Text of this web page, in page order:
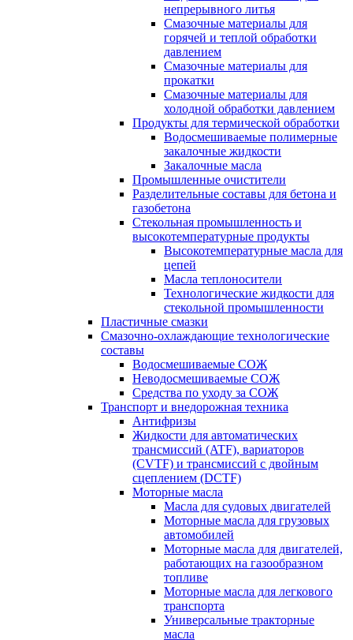
непрерывного литья
Смазочные материалы для
горячей и теплой обработки
давлением
Смазочные материалы для
прокатки
Смазочные материалы для
холодной обработки давлением
Продукты для термической обработки
Водосмешиваемые полимерные
закалочные жидкости
Закалочные масла
Промышленные очистители
Разделительные составы для бетона и
газобетона
Стекольная промышленность и
высокотемпературные продукты
Высокотемпературные масла для
цепей
Масла теплоносители
Технологические жидкости для
стекольной промышленности
Пластичные смазки
Смазочно-охлаждающие технологические
составы
Водосмешиваемые СОЖ
Неводосмешиваемые СОЖ
Средства по уходу за СОЖ
Транспорт и внедорожная техника
Антифризы
Жидкости для автоматических
трансмиссий (ATF), вариаторов
(CVTF) и трансмиссий с двойным
сцеплением (DCTF)
Моторные масла
Масла для судовых двигателей
Моторные масла для грузовых
автомобилей
Моторные масла для двигателей,
работающих на газообразном
топливе
Моторные масла для легкового
транспорта
Универсальные тракторные
масла